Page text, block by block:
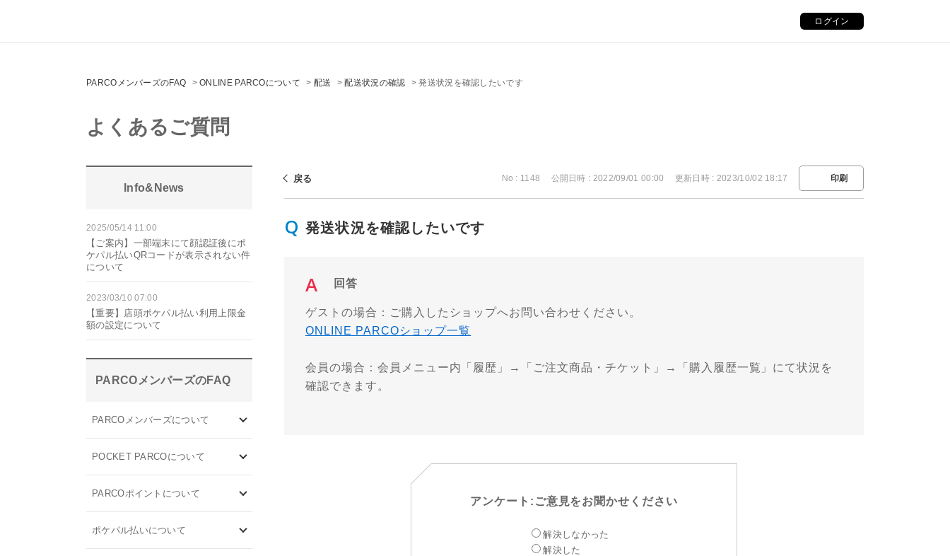
ログイン
PARCOメンバーズのFAQ >ONLINE PARCOについて > 配送 >配送状況の確認 >発送状況を確認したいです
よくあるご質問
Info&News
2025/05/14 11:00
【ご案内】一部端末にて顔認証後にポ
ケパル払いQRコードが表示されない件
について
2023/03/10 07:00
【重要】店頭ポケパル払い利用上限金
額の設定について
PARCOメンバーズのFAQ
PARCOメンバーズについて
POCKET PARCOについて
PARCOポイントについて
ポケパル払いについて
戻る No : 1148 公開日時 : 2022/09/01 00:00 更新日時 : 2023/10/02 18:17 印刷
発送状況を確認したいです
回答
ゲストの場合：ご購入したショップへお問い合わせください。
ONLINE PARCOショップ一覧
会員の場合：会員メニュー内「履歴」→「ご注文商品・チケット」→「購入履歴一覧」にて状況を
確認できます。
アンケート:ご意見をお聞かせください
解決しなかった
解決した